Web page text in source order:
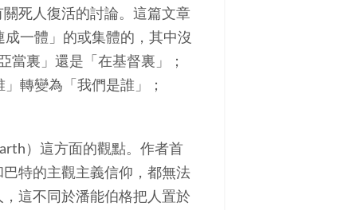
死人復活的討論。這篇文章
一體」的或集體的，其中沒
當裏」還是「在基督裏」；
轉變為「我們是誰」；
）這方面的觀點。作者首
特的主觀主義信仰，都無法
這不同於潘能伯格把人置於